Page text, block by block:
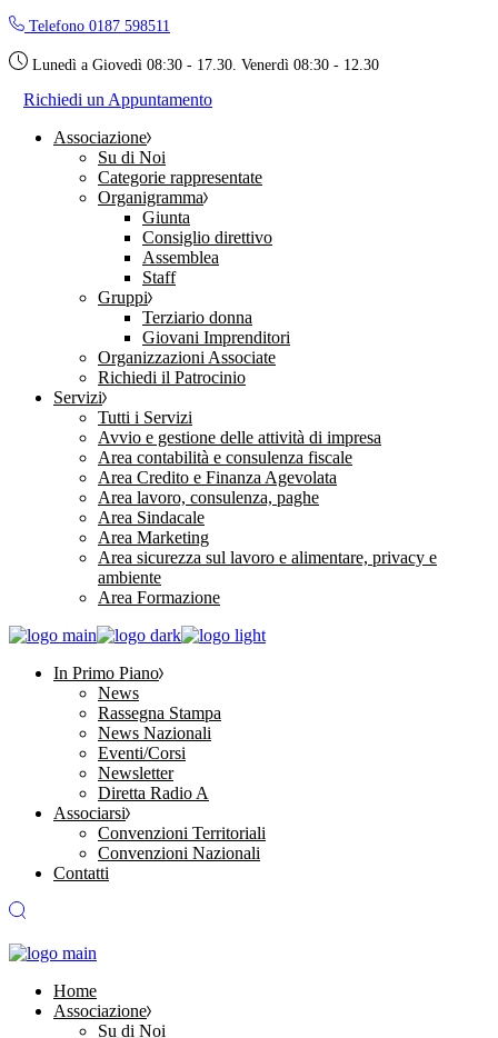
Skip
the
Telefono 0187 598511
Lunedì a Giovedì 08:30 - 17.30. Venerdì 08:30 - 12.30
Richiedi un Appuntamento
Associazione
Su di Noi
Categorie rappresentate
Organigramma
Giunta
Consiglio direttivo
Assemblea
Staff
Gruppi
Terziario donna
Giovani Imprenditori
Organizzazioni Associate
Richiedi il Patrocinio
Servizi
Tutti i Servizi
Avvio e gestione delle attività di impresa
Area contabilità e consulenza fiscale
Area Credito e Finanza Agevolata
Area lavoro, consulenza, paghe
Area Sindacale
Area Marketing
Area sicurezza sul lavoro e alimentare, privacy e
ambiente
Area Formazione
In Primo Piano
News
Rassegna Stampa
News Nazionali
Eventi/Corsi
Newsletter
Diretta Radio A
Associarsi
Convenzioni Territoriali
Convenzioni Nazionali
Contatti
Home
Associazione
Su di Noi